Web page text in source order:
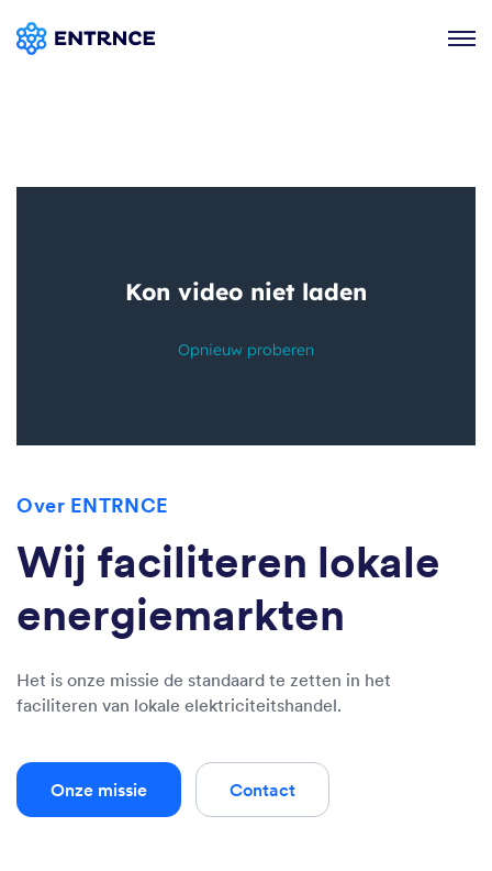
Contact
Adviesgesprek
Over ENTRNCE
Wij faciliteren lokale
energiemarkten
Het is onze missie de standaard te zetten in het
faciliteren van lokale elektriciteitshandel.
Onze missie Contact